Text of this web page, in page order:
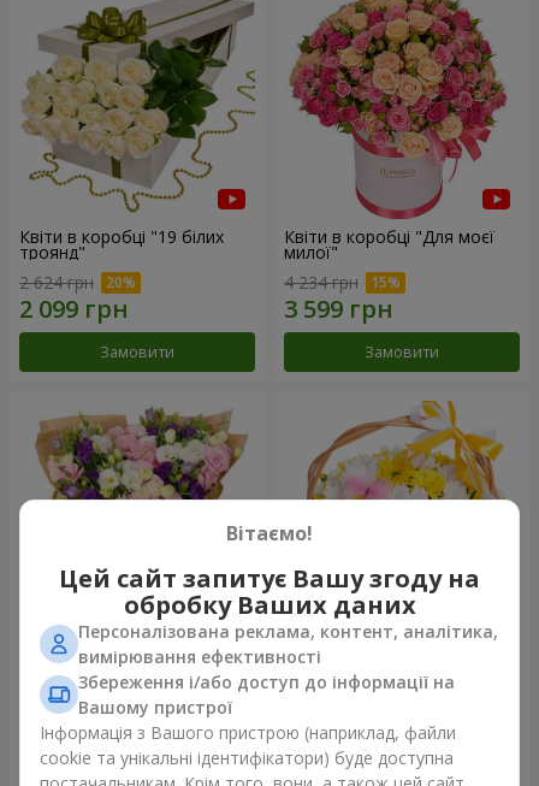
Квіти в коробці "19 білих
троянд"
2 624 грн
Замовити
Квіти в коробці "Для моєї
милої"
4 234 грн
Замовити
15 різнокольорових еустом
3 332 грн
Замовити
Кошик "Сонечко"
Замовити
Вітаємо!
Цей сайт запитує Вашу згоду на
обробку Ваших даних
Персоналізована реклама, контент, аналітика,
вимірювання ефективності
Збереження і/або доступ до інформації на
Вашому пристрої
Інформація з Вашого пристрою (наприклад, файли
cookie та унікальні ідентифікатори) буде доступна